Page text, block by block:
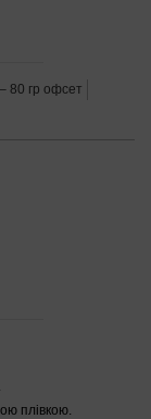
80 гр офсет
плівкою.